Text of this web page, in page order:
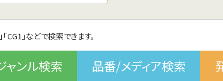
CG1」などで検索できます。
ャンル検索 品番/メディア検索